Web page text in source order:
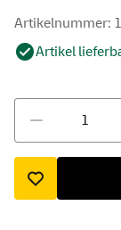
Artikelnummer:
Artikel